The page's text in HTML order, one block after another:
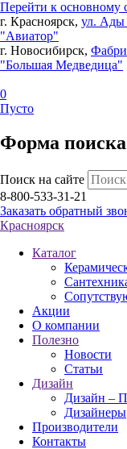
Перейти к основному
г. Красноярск, ул. Ады
"Авиатор"
г. Новосибирск,
"Большая Медведица"
0
Пусто
Форма поиска
Поиск на сайте
8-800-533-31-21
Заказать обратный
Красноярск
Каталог
Акции
О компании
Полезно
Новости
Статьи
Дизайн
Дизайн –
Дизайнеры
Производители
Контакты